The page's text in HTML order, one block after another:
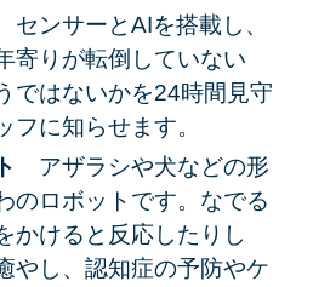
センサーとAIを搭載し、
寄りが転倒していない
ではないかを24時間見守
フに知らせます。
アザラシや犬などの形
のロボットです。なでる
かけると反応したりし
やし、認知症の予防やケ